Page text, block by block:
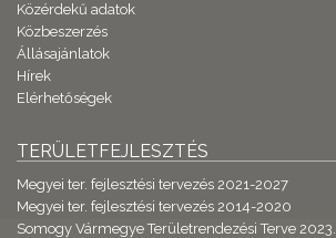
Közérdekű adatok
Közbeszerzés
Állásajánlatok
Hírek
Elérhetőségek
TERÜLETFEJLESZTÉS
Megyei ter. fejlesztési tervezés 2021-2027
Megyei ter. fejlesztési tervezés 2014-2020
Somogy Vármegye Területrendezési Terve 2023.